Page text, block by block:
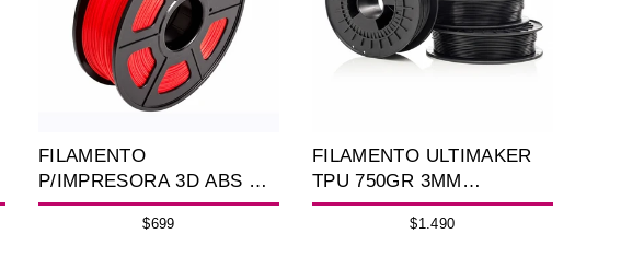
FILAMENTO
P/IMPRESORA 3D ABS DE
1.75 MM / 1KG RED
$699
FILAMENTO ULTIMAKER
TPU 750GR 3MM
(THERMOPLASTIC
POLYESTER) BLACK
$1.490